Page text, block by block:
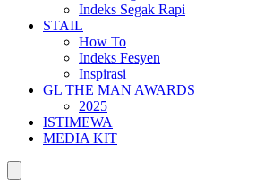
Indeks Segak Rapi
STAIL
How To
Indeks Fesyen
Inspirasi
GL THE MAN AWARDS
2025
ISTIMEWA
MEDIA KIT